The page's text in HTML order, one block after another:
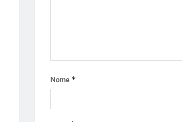
Nome *